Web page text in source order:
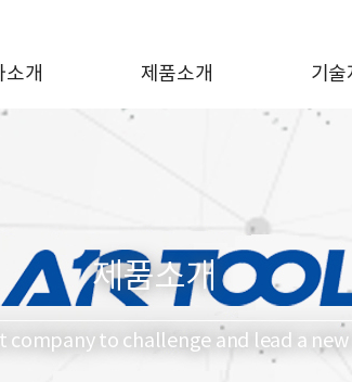
소개 제품소개 기술
제품소개
company to challenge and lead a